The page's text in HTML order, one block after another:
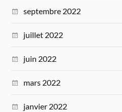
septembre 2022
juillet 2022
juin 2022
mars 2022
janvier 2022